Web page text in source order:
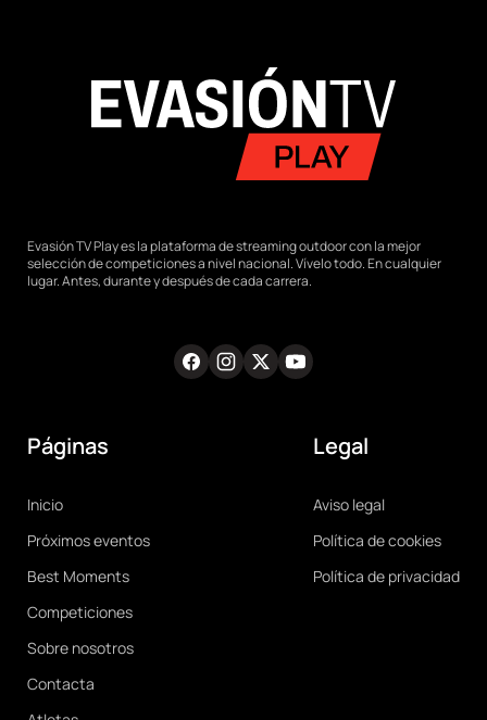
Evasión TV Play es la plataforma de streaming outdoor con la mejor
selección de competiciones a nivel nacional. Vívelo todo. En cualquier
lugar. Antes, durante y después de cada carrera.
RRSS
FacebookInstagram
TwitterYoutube
Páginas
Main
navigation
Inicio
Próximos eventos
Best Moments
Competiciones
Sobre nosotros
Contacta
Legal
Legal
Aviso legal
Política de cookies
Política de privacidad